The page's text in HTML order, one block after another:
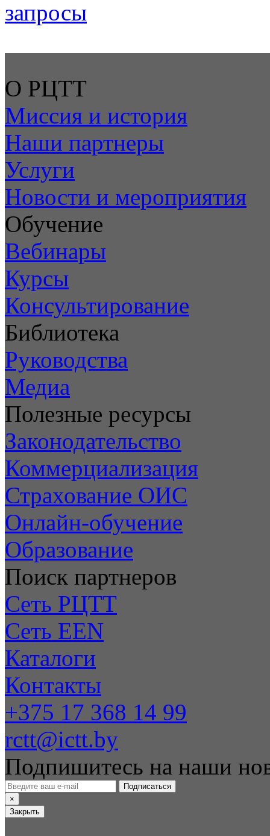
запросы
О РЦТТ
Миссия и история
Наши партнеры
Услуги
Новости и мероприятия
Обучение
Вебинары
Курсы
Консультирование
Библиотека
Руководства
Медиа
Полезные ресурсы
Законодательство
Коммерциализация
Страхование ОИС
Онлайн-обучение
Образование
Поиск партнеров
Сеть РЦТТ
Сеть EEN
Каталоги
Контакты
+375 17 368 14 99
rctt@ictt.by
Подпишитесь на наши
Подписаться
×
Закрыть